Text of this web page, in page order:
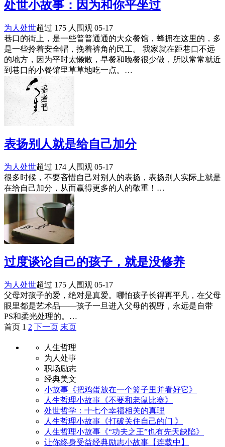
处世小故事：因为和你平坐过
为人处世超过 175 人围观 05-17
巷口的街上，是一些普普通通的大众餐馆，蜂拥在这里的，多
是一些拎着安全帽，挽着裤角的民工。 我家就在距巷口不远
的地方，因为平时太懒散，早餐和晚餐很少做，所以常常就近
到巷口的小餐馆里草草地吃一点。…
表扬别人就是给自己加分
为人处世超过 174 人围观 05-17
很多时候，不要吝惜自己对别人的表扬，表扬别人实际上就是
在给自己加分，从而赢得更多的人的敬重！…
过度谈论自己的孩子，就是没修养
为人处世超过 175 人围观 05-17
父母对孩子的爱，绝对是真爱。哪怕孩子长得再平凡，在父母
眼里都是艺术品——孩子一旦进入父母的视野，永远是自带
PS和柔光处理的。…
首页 1 2 下一页 末页
人生哲理
为人处事
职场励志
经典美文
小故事《把鸡蛋放在一个篮子里并看好它》
人生哲理小故事《不要和老鼠比赛》
处世哲学：十七个幸福相关的真理
人生哲理小故事《打破关住自己的门 》
人生哲理小故事《“功夫之王”也有先天缺陷》
让你终身受益经典励志小故事【连载中】